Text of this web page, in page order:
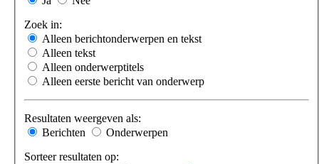
Zoek in:
Alleen berichtonderwerpen en tekst
Alleen tekst
Alleen onderwerptitels
Alleen eerste bericht van onderwerp
Resultaten weergeven als:
Berichten
Onderwerpen
Sorteer resultaten op: